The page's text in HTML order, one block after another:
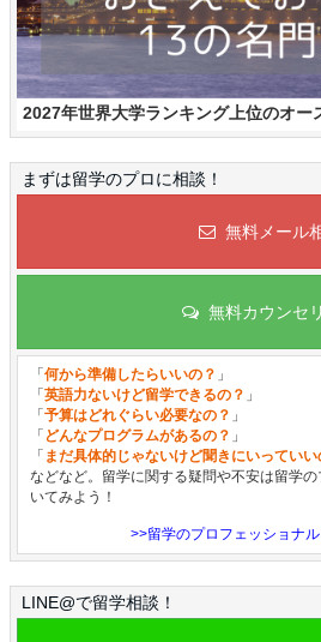
2027年世界大学ランキング上位のオー
まずは留学のプロに相談！
無料メール
無料カウンセ
「何から準備したらいいの？ 」
「英語力ないけど留学できるの？ 」
「予算はどれぐらい必要なの？ 」
「 どんなプログラムがあるの？ 」
「 まだ具体的じゃないけど聞きにいっていい
などなど。留学に関する疑問や不安は留学
いてみよう！
>>留学のプロフェッショナル
LINE@で留学相談！